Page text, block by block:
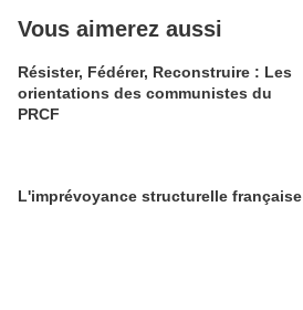
Vous aimerez aussi
Résister, Fédérer, Reconstruire : Les
orientations des communistes du
PRCF
L'imprévoyance structurelle française